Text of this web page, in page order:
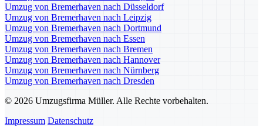
Umzug von Bremerhaven nach Düsseldorf
Umzug von Bremerhaven nach Leipzig
Umzug von Bremerhaven nach Dortmund
Umzug von Bremerhaven nach Essen
Umzug von Bremerhaven nach Bremen
Umzug von Bremerhaven nach Hannover
Umzug von Bremerhaven nach Nürnberg
Umzug von Bremerhaven nach Dresden
© 2026 Umzugsfirma Müller. Alle Rechte vorbehalten.
Impressum Datenschutz